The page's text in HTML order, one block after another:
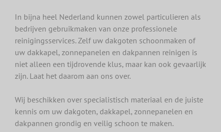
In bijna heel Nederland kunnen zowel particulieren als
bedrijven gebruikmaken van onze professionele
reinigingsservices. Zelf uw dakgoten schoonmaken of
uw dakkapel, zonnepanelen en dakpannen reinigen is
niet alleen een tijdrovende klus, maar kan ook gevaarlijk
zijn. Laat het daarom aan ons over.
Wij beschikken over specialistisch materiaal en de juiste
kennis om uw dakgoten, dakkapel, zonnepanelen en
dakpannen grondig en veilig schoon te maken.